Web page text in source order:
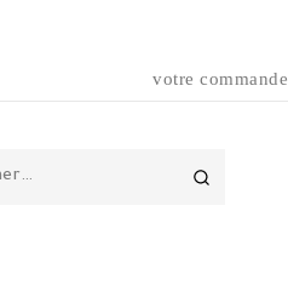
votre commande